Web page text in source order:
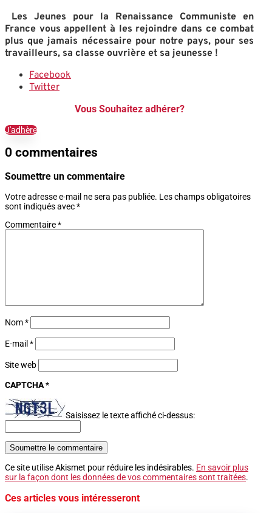
Les Jeunes pour la Renaissance Communiste en
France vous appellent à les rejoindre dans ce combat
plus que jamais nécessaire pour notre pays, pour ses
travailleurs, sa classe ouvrière et sa jeunesse !
Facebook
Twitter
Vous Souhaitez adhérer?
J'adhère
0 commentaires
Soumettre un commentaire
Votre adresse e-mail ne sera pas publiée. Les champs obligatoires
sont indiqués avec*
Commentaire*
Nom*
E-mail *
Site web
CAPTCHA*
Saisissez le texte affiché ci-dessus:
Soumettre le commentaire
Ce site utilise Akismet pour réduire les indésirables. En savoir plus
sur la façon dont les données de vos commentaires sont traitées.
Ces articles vous intéresseront